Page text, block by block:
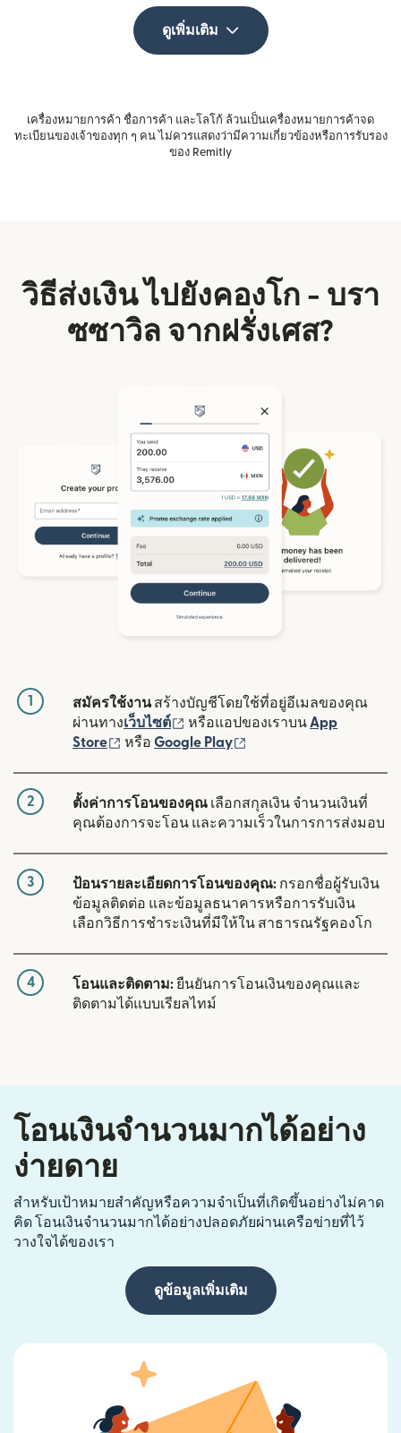
ดูเพิ่มเติม
เครื่องหมายการค้า ชื่อการค้า และโลโก้ ล้วนเป็นเครื่องหมายการค้าจด
ทะเบียนของเจ้าของทุก ๆ คน ไม่ควรแสดงว่ามีความเกี่ยวข้องหรือการรับรอง
ของ Remitly
วิธีส่งเงิน ไปยังคองโก - บรา
ซซาวิล จากฝรั่งเศส?
1 สมัครใช้งานสร้างบัญชีโดยใช้ที่อยู่อีเมลของคุณ
ผ่านทางเว็บไซต์ (เปิดในหน้าต่างใหม่)
หรือแอปของเราบน App
Store
(เปิดในหน้าต่างใหม่)
หรือ Google Play
2 ตั้งค่าการโอนของคุณ เลือกสกุลเงิน จำนวนเงินที่
คุณต้องการจะโอน และความเร็วในการการส่งมอบ
3 ป้อนรายละเอียดการโอนของคุณ: กรอกชื่อผู้รับเงิน
ข้อมูลติดต่อ และข้อมูลธนาคารหรือการรับเงิน
เลือกวิธีการชำระเงินที่มีให้ใน สาธารณรัฐคองโก
4 โอนและติดตาม:ยืนยันการโอนเงินของคุณและ
ติดตามได้แบบเรียลไทม์
โอนเงินจำนวนมากได้อย่าง
ง่ายดาย
สำหรับเป้าหมายสำคัญหรือความจำเป็นที่เกิดขึ้นอย่างไม่คาด
คิด โอนเงินจำนวนมากได้อย่างปลอดภัยผ่านเครือข่ายที่ไว้
วางใจได้ของเรา
ดูข้อมูลเพิ่มเติม